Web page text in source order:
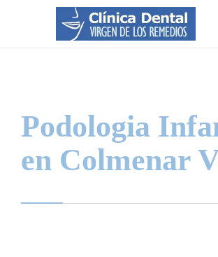
Podologia
en Colmenar